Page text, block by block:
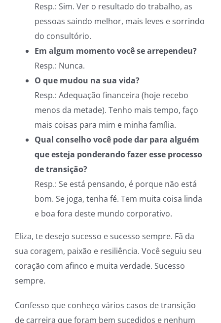
Resp.: Sim. Ver o resultado do trabalho, as
pessoas saindo melhor, mais leves e sorrindo
do consultório.
Em algum momento você se arrependeu?
Resp.: Nunca.
O que mudou na sua vida?
Resp.: Adequação financeira (hoje recebo
menos da metade). Tenho mais tempo, faço
mais coisas para mim e minha família.
Qual conselho você pode dar para alguém
que esteja ponderando fazer esse processo
de transição?
Resp.: Se está pensando, é porque não está
bom. Se joga, tenha fé. Tem muita coisa linda
e boa fora deste mundo corporativo.
Eliza, te desejo sucesso e sucesso sempre. Fã da
sua coragem, paixão e resiliência. Você seguiu seu
coração com afinco e muita verdade. Sucesso
sempre.
Confesso que conheço vários casos de transição
de carreira que foram bem sucedidos e nenhum